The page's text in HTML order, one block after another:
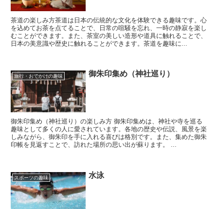
茶道の楽しみ方茶道は日本の伝統的な文化を体験できる趣味です。心
を込めてお茶を点てることで、日常の喧騒を忘れ、一時の静寂を楽し
むことができます。また、茶室の美しい造形や道具に触れることで、
日本の美意識や歴史に触れることができます。茶道を趣味に...
旅行・おでかけの趣味 御朱印集め（神社巡り）
御朱印集め（神社巡り）の楽しみ方 御朱印集めは、神社や寺を巡る
趣味として多くの人に愛されています。各地の歴史や伝説、風景を楽
しみながら、御朱印を手に入れる喜びは格別です。また、集めた御朱
印帳を見返すことで、訪れた場所の思い出が蘇ります。 ...
スポーツの趣味 水泳